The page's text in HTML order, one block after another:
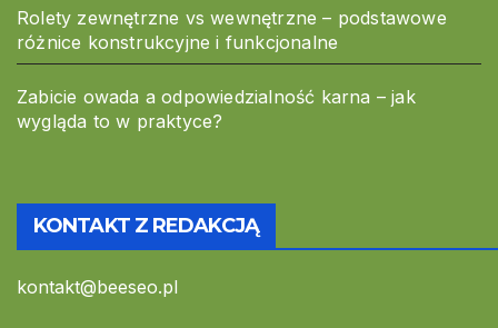
Rolety zewnętrzne vs wewnętrzne – podstawowe
różnice konstrukcyjne i funkcjonalne
Zabicie owada a odpowiedzialność karna – jak
wygląda to w praktyce?
KONTAKT Z REDAKCJĄ
kontakt@beeseo.pl